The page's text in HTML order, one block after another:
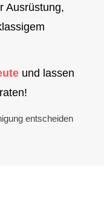
Ausrüstung,
und lassen